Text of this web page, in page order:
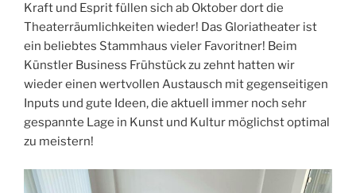
Kraft und Esprit füllen sich ab Oktober dort die
Theaterräumlichkeiten wieder! Das Gloriatheater ist
ein beliebtes Stammhaus vieler Favoritner! Beim
Künstler Business Frühstück zu zehnt hatten wir
wieder einen wertvollen Austausch mit gegenseitigen
Inputs und gute Ideen, die aktuell immer noch sehr
gespannte Lage in Kunst und Kultur möglichst optimal
zu meistern!